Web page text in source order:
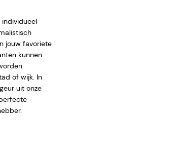
individueel
jouw favoriete
kunnen
of wijk. In
uit onze